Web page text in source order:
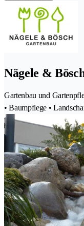
Nägele &
Gartenbau und
• Baumpflege •